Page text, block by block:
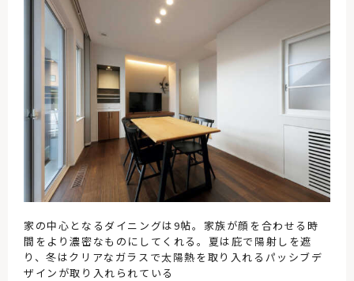
家の中心となるダイニングは9帖。家族が顔を合わせる時
間をより濃密なものにしてくれる。夏は庇で陽射しを遮
り、冬はクリアなガラスで太陽熱を取り入れるパッシブデ
ザインが取り入れられている